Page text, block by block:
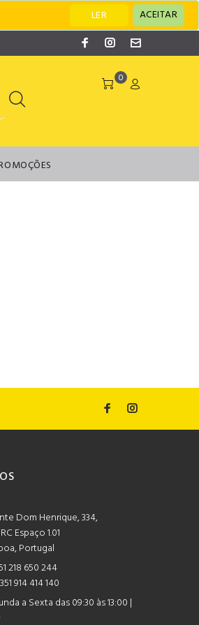
LER
ACEITAR
0
Dom Henrique, 334,
Espaço 1.01
Portugal
218 650 244
914 414 140
a Sexta das 09:30 às 13:00 |